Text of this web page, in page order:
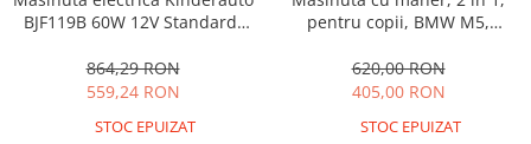
BJF119B 60W 12V Standard,
864,29 RON
559,24 RON
STOC EPUIZAT
pentru copii, BMW M5,
620,00 RON
405,00 RON
STOC EPUIZAT